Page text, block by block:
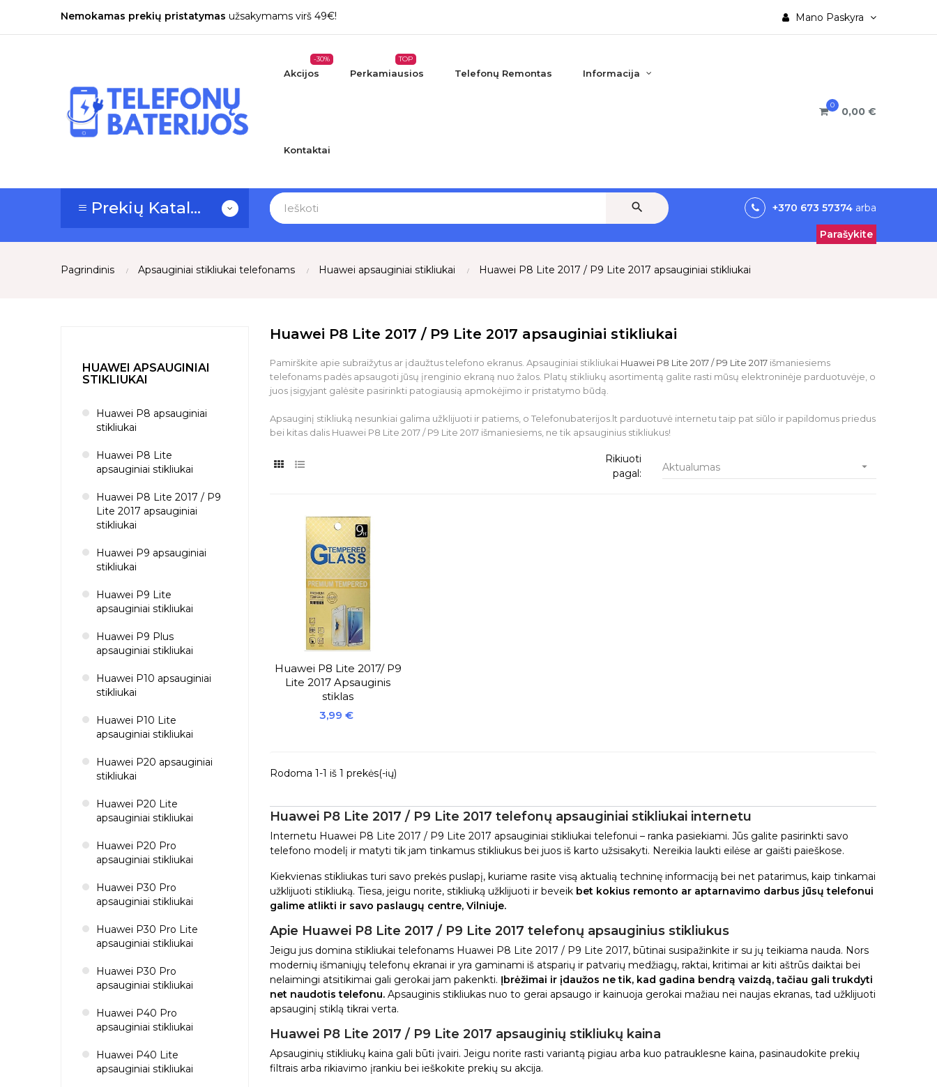
Nemokamas prekių pristatymas užsakymams virš 49€! Mano Paskyra
Akcijos
-30%
Perkamiausios
TOP
Telefonų Remontas Informacija
Kontaktai
0 0,00 €
≡ Prekių Katalogas search +370 673 57374 arba
Parašykite
Pagrindinis Apsauginiai stikliukai telefonams Huawei apsauginiai stikliukai Huawei P8 Lite 2017 / P9 Lite 2017 apsauginiai stikliukai
HUAWEI APSAUGINIAI
STIKLIUKAI
Huawei P8 apsauginiai
stikliukai
Huawei P8 Lite
apsauginiai stikliukai
Huawei P8 Lite 2017 / P9
Lite 2017 apsauginiai
stikliukai
Huawei P9 apsauginiai
stikliukai
Huawei P9 Lite
apsauginiai stikliukai
Huawei P9 Plus
apsauginiai stikliukai
Huawei P10 apsauginiai
stikliukai
Huawei P10 Lite
apsauginiai stikliukai
Huawei P20 apsauginiai
stikliukai
Huawei P20 Lite
apsauginiai stikliukai
Huawei P20 Pro
apsauginiai stikliukai
Huawei P30 Pro
apsauginiai stikliukai
Huawei P30 Pro Lite
apsauginiai stikliukai
Huawei P30 Pro
apsauginiai stikliukai
Huawei P40 Pro
apsauginiai stikliukai
Huawei P40 Lite
apsauginiai stikliukai
Huawei P8 Lite 2017 / P9 Lite 2017 apsauginiai stikliukai
Pamirškite apie subraižytus ar įdaužtus telefono ekranus. Apsauginiai stikliukai Huawei P8 Lite 2017 / P9 Lite 2017 išmaniesiems
telefonams padės apsaugoti jūsų įrenginio ekraną nuo žalos. Platų stikliukų asortimentą galite rasti mūsų elektroninėje parduotuvėje, o
juos įsigyjant galėsite pasirinkti patogiausią apmokėjimo ir pristatymo būdą.
Apsauginį stikliuką nesunkiai galima užklijuoti ir patiems, o Telefonubaterijos.lt parduotuvė internetu taip pat siūlo ir papildomus priedus
bei kitas dalis Huawei P8 Lite 2017 / P9 Lite 2017 išmaniesiems, ne tik apsauginius stikliukus!
Rikiuoti
pagal:
Aktualumas 
Huawei P8 Lite 2017/ P9
Lite 2017 Apsauginis
stiklas
Kaina
3,99 €
Rodoma 1-1 iš 1 prekės(-ių)
Huawei P8 Lite 2017 / P9 Lite 2017 telefonų apsauginiai stikliukai internetu
Internetu Huawei P8 Lite 2017 / P9 Lite 2017 apsauginiai stikliukai telefonui – ranka pasiekiami. Jūs galite pasirinkti savo
telefono modelį ir matyti tik jam tinkamus stikliukus bei juos iš karto užsisakyti. Nereikia laukti eilėse ar gaišti paieškose.
Kiekvienas stikliukas turi savo prekės puslapį, kuriame rasite visą aktualią techninę informaciją bei net patarimus, kaip tinkamai
užklijuoti stikliuką. Tiesa, jeigu norite, stikliuką užklijuoti ir beveik bet kokius remonto ar aptarnavimo darbus jūsų telefonui
galime atlikti ir savo paslaugų centre, Vilniuje.
Apie Huawei P8 Lite 2017 / P9 Lite 2017 telefonų apsauginius stikliukus
Jeigu jus domina stikliukai telefonams Huawei P8 Lite 2017 / P9 Lite 2017, būtinai susipažinkite ir su jų teikiama nauda. Nors
modernių išmaniųjų telefonų ekranai ir yra gaminami iš atsparių ir patvarių medžiagų, raktai, kritimai ar kiti aštrūs daiktai bei
nelaimingi atsitikimai gali gerokai jam pakenkti. Įbrėžimai ir įdaužos ne tik, kad gadina bendrą vaizdą, tačiau gali trukdyti
net naudotis telefonu. Apsauginis stikliukas nuo to gerai apsaugo ir kainuoja gerokai mažiau nei naujas ekranas, tad užklijuoti
apsauginį stiklą tikrai verta.
Huawei P8 Lite 2017 / P9 Lite 2017 apsauginių stikliukų kaina
Apsauginių stikliukų kaina gali būti įvairi. Jeigu norite rasti variantą pigiau arba kuo patrauklesne kaina, pasinaudokite prekių
filtrais arba rikiavimo įrankiu bei ieškokite prekių su akcija.